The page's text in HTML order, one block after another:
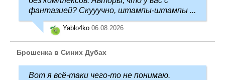
фантазией? Скууучно, штампы-штампы ...
Yablo4ko 06.08.2026
Брошенка в Синих Дубах
Вот я всё-таки чего-то не понимаю.